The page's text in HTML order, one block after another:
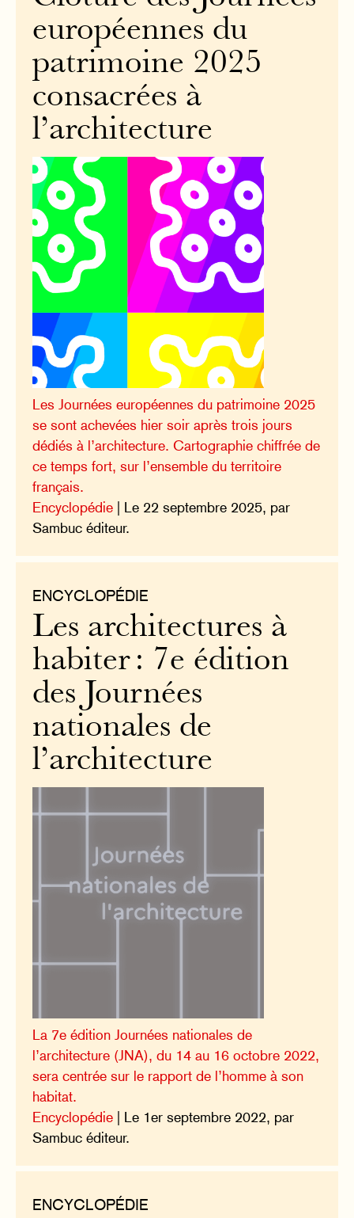
européennes du
patrimoine 2025
consacrées à
l’architecture
Les Journées européennes du patrimoine 2025
se sont achevées hier soir après trois jours
dédiés à l’architecture. Cartographie chiffrée de
ce temps fort, sur l’ensemble du territoire
français.
Encyclopédie | Le 22 septembre 2025, par
Sambuc éditeur.
ENCYCLOPÉDIE
Les architectures à
habiter : 7e édition
des Journées
nationales de
l’architecture
La 7e édition Journées nationales de
l’architecture (JNA), du 14 au 16 octobre 2022,
sera centrée sur le rapport de l’homme à son
habitat.
Encyclopédie | Le 1er septembre 2022, par
Sambuc éditeur.
ENCYCLOPÉDIE